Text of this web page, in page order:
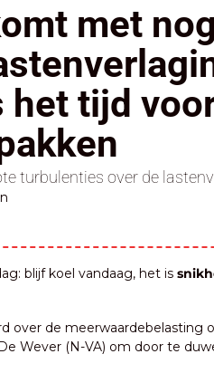
Stop de
Het Merk
De
met
het tijd
turbulenties over de
blijf koel vandaag, het is
over de meerwaardebelasting
Wever (N-VA) om door te